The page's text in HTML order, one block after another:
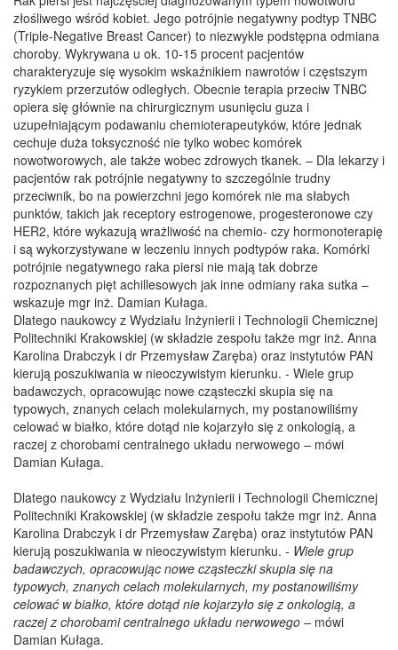
złośliwego wśród kobiet. Jego potrójnie negatywny podtyp TNBC
(Triple-Negative Breast Cancer) to niezwykle podstępna odmiana
choroby. Wykrywana u ok. 10-15 procent pacjentów
charakteryzuje się wysokim wskaźnikiem nawrotów i częstszym
ryzykiem przerzutów odległych. Obecnie terapia przeciw TNBC
opiera się głównie na chirurgicznym usunięciu guza i
uzupełniającym podawaniu chemioterapeutyków, które jednak
cechuje duża toksyczność nie tylko wobec komórek
nowotworowych, ale także wobec zdrowych tkanek. – Dla lekarzy i
pacjentów rak potrójnie negatywny to szczególnie trudny
przeciwnik, bo na powierzchni jego komórek nie ma słabych
punktów, takich jak receptory estrogenowe, progesteronowe czy
HER2, które wykazują wrażliwość na chemio- czy hormonoterapię
i są wykorzystywane w leczeniu innych podtypów raka. Komórki
potrójnie negatywnego raka piersi nie mają tak dobrze
rozpoznanych pięt achillesowych jak inne odmiany raka sutka –
wskazuje mgr inż. Damian Kułaga.
Dlatego naukowcy z Wydziału Inżynierii i Technologii Chemicznej
Politechniki Krakowskiej (w składzie zespołu także mgr inż. Anna
Karolina Drabczyk i dr Przemysław Zaręba) oraz instytutów PAN
kierują poszukiwania w nieoczywistym kierunku. - Wiele grup
badawczych, opracowując nowe cząsteczki skupia się na
typowych, znanych celach molekularnych, my postanowiliśmy
celować w białko, które dotąd nie kojarzyło się z onkologią, a
raczej z chorobami centralnego układu nerwowego – mówi
Damian Kułaga.
Dlatego naukowcy z Wydziału Inżynierii i Technologii Chemicznej
Politechniki Krakowskiej (w składzie zespołu także mgr inż. Anna
Karolina Drabczyk i dr Przemysław Zaręba) oraz instytutów PAN
kierują poszukiwania w nieoczywistym kierunku. - Wiele grup
badawczych, opracowując nowe cząsteczki skupia się na
typowych, znanych celach molekularnych, my postanowiliśmy
celować w białko, które dotąd nie kojarzyło się z onkologią, a
raczej z chorobami centralnego układu nerwowego – mówi
Damian Kułaga.